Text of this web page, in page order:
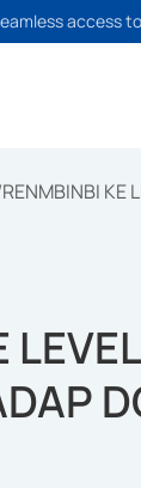
access
RENMBINBI KE